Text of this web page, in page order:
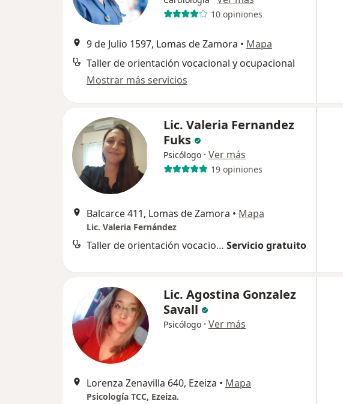
10 opiniones
9 de Julio 1597, Lomas de Zamora • Mapa
Taller de orientación vocacional y ocupacional
Mostrar más servicios
Lic. Valeria Fernandez
Fuks
Psicólogo · Ver más
19 opiniones
Balcarce 411, Lomas de Zamora • Mapa
Lic. Valeria Fernández
Taller de orientación vocacional y ocupacional Servicio gratuito
Lic. Agostina Gonzalez
Savall
Psicólogo · Ver más
Lorenza Zenavilla 640, Ezeiza • Mapa
Psicología TCC, Ezeiza.